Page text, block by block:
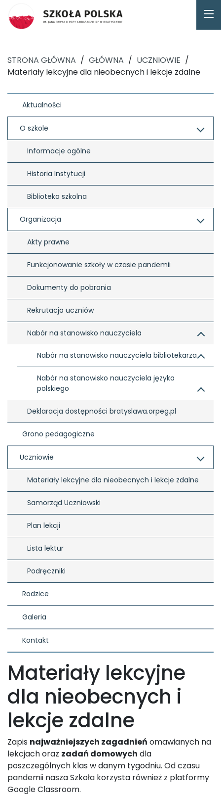
STRONA GŁÓWNA / GŁÓWNA / UCZNIOWIE /
Materiały lekcyjne dla nieobecnych i lekcje zdalne
Aktualności
O szkole
Informacje ogólne
Historia Instytucji
Biblioteka szkolna
Organizacja
Akty prawne
Funkcjonowanie szkoły w czasie pandemii
Dokumenty do pobrania
Rekrutacja uczniów
Nabór na stanowisko nauczyciela
Nabór na stanowisko nauczyciela bibliotekarza
Nabór na stanowisko nauczyciela języka
polskiego
Deklaracja dostępności bratyslawa.orpeg.pl
Grono pedagogiczne
Uczniowie
Materiały lekcyjne dla nieobecnych i lekcje zdalne
Samorząd Uczniowski
Plan lekcji
Lista lektur
Podręczniki
Rodzice
Galeria
Kontakt
Materiały lekcyjne
dla nieobecnych i
lekcje zdalne
Zapis najważniejszych zagadnień omawianych na
lekcjach oraz zadań domowych dla
poszczególnych klas w danym tygodniu. Od czasu
pandemii nasza Szkoła korzysta również z platformy
Google Classroom.